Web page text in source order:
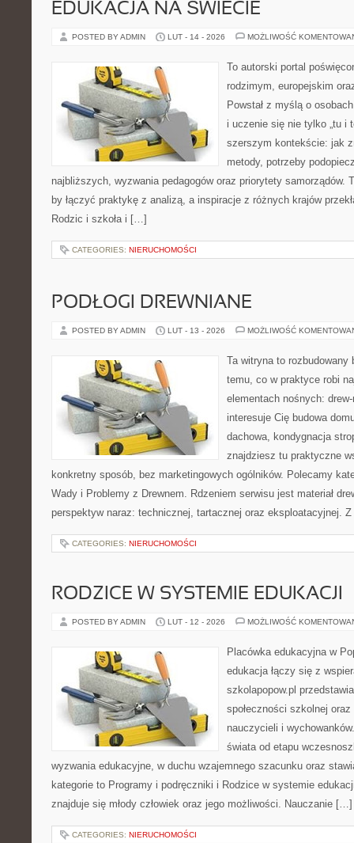
EDUKACJA NA ŚWIECIE
POSTED BY ADMIN LUT - 14 - 2026 MOŻLIWOŚĆ
To autorski portal
rodzimym, europejskim
Powstał z myślą o
i uczenie się nie tylko „tu i
szerszym kontekście: jak
metody, potrzeby
najbliższych, wyzwania pedagogów oraz priorytety samorządów.
by łączyć praktykę z analizą, a inspiracje z różnych krajów
Rodzic i szkoła i […]
CATEGORIES: NIERUCHOMOŚCI
PODŁOGI DREWNIANE
POSTED BY ADMIN LUT - 13 - 2026 MOŻLIWOŚĆ
Ta witryna to rozbudowany
temu, co w praktyce robi
elementach nośnych:
interesuje Cię budowa
dachowa, kondygnacja
znajdziesz tu praktyczne
konkretny sposób, bez marketingowych ogólników. Polecamy
Wady i Problemy z Drewnem. Rdzeniem serwisu jest materiał
perspektyw naraz: technicznej, tartacznej oraz eksploatacyjnej.
CATEGORIES: NIERUCHOMOŚCI
RODZICE W SYSTEMIE EDUKACJI
POSTED BY ADMIN LUT - 12 - 2026 MOŻLIWOŚĆ
Placówka edukacyjna w
edukacja łączy się z
szkolapopow.pl
społeczności szkolnej
nauczycieli i
świata od etapu
wyzwania edukacyjne, w duchu wzajemnego szacunku oraz
kategorie to Programy i podręczniki i Rodzice w systemie
znajduje się młody człowiek oraz jego możliwości. Nauczanie […]
CATEGORIES: NIERUCHOMOŚCI